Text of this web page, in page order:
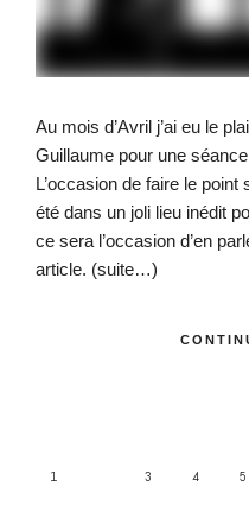
Au mois d’Avril j’ai eu le
Guillaume pour une
L’occasion de faire le
été dans un joli lieu inédit
ce sera l’occasion d’en
article. (suite…)
1 3 4 5